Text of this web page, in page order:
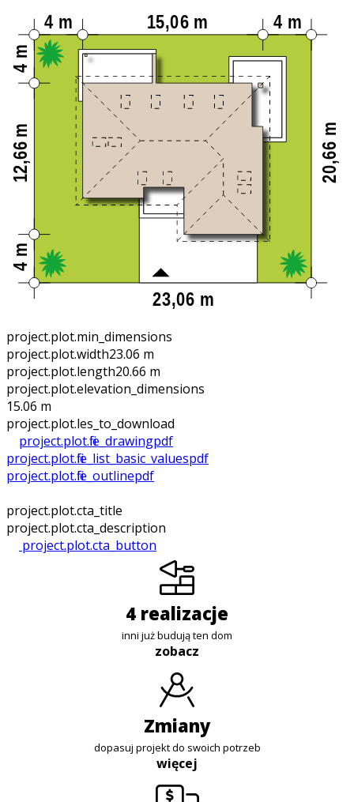
project.plot.min_dimensions
project.plot.width23.06 m
project.plot.length20.66 m
project.plot.elevation_dimensions
15.06 m
project.plot.files_to_download
project.plot.file_drawingpdf
project.plot.file_list_basic_valuespdf
project.plot.file_outlinepdf
project.plot.cta_title
project.plot.cta_description
project.plot.cta_button
4 realizacje
inni już budują ten dom
zobacz
zmiany
dopasuj projekt do swoich potrzeb
więcej